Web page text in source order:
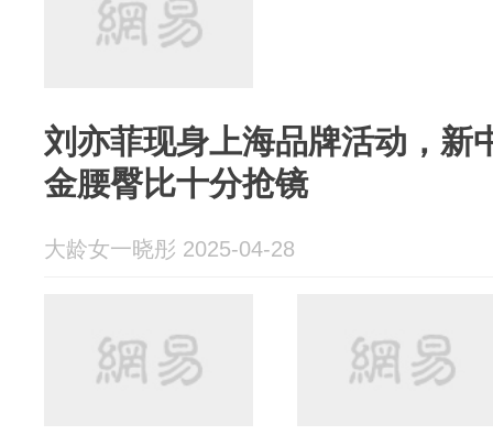
刘亦菲现身上海品牌活动，新
金腰臀比十分抢镜
大龄女一晓彤 2025-04-28